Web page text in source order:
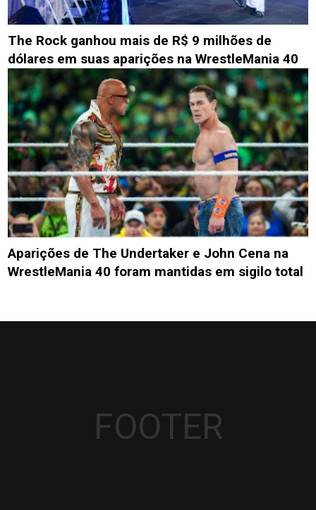
The Rock ganhou mais de R$ 9 milhões de
dólares em suas aparições na WrestleMania 40
Aparições de The Undertaker e John Cena na
WrestleMania 40 foram mantidas em sigilo total
FOOTER